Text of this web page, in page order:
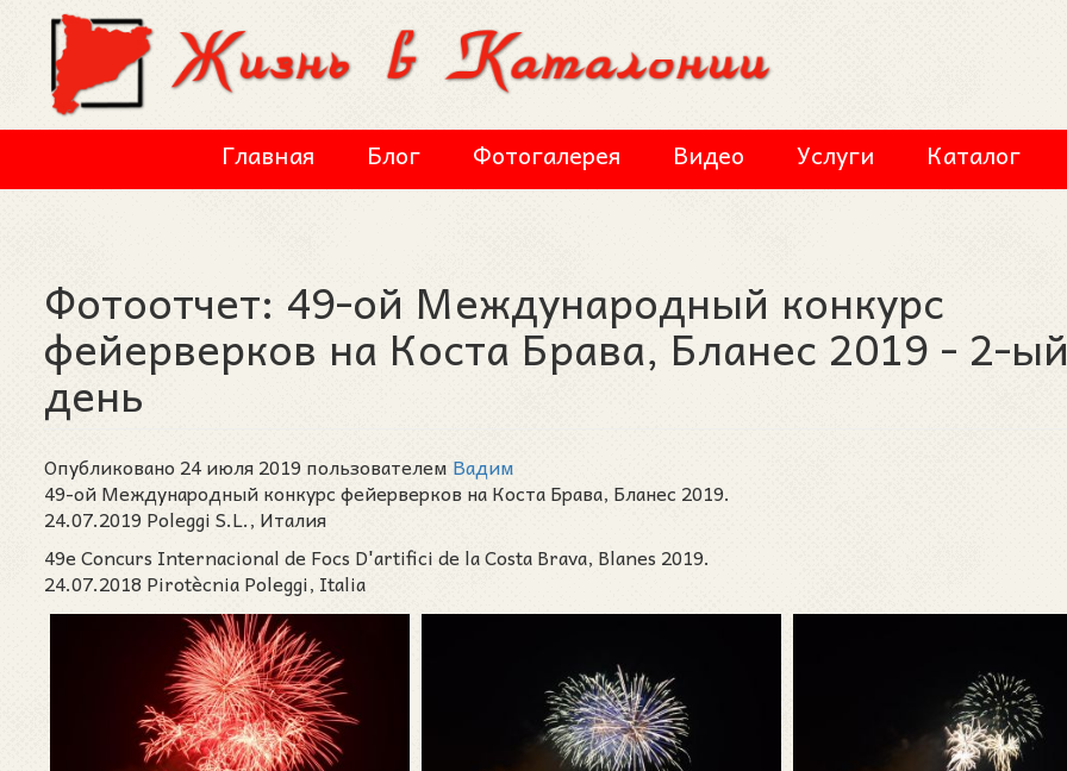
Перейти к основному содержанию
Главная Блог Фотогалерея Видео Услуги Каталог
Фотоотчет: 49-ой Международный конкурс
фейерверков на Коста Брава, Бланес 2019 - 2-ый
день
Опубликовано 24 июля 2019 пользователем Вадим
49-ой Международный конкурс фейерверков на Коста Брава, Бланес 2019.
24.07.2019 Poleggi S.L., Италия
49e Concurs Internacional de Focs D'artifici de la Costa Brava, Blanes 2019.
24.07.2018 Pirotècnia Poleggi, Italia